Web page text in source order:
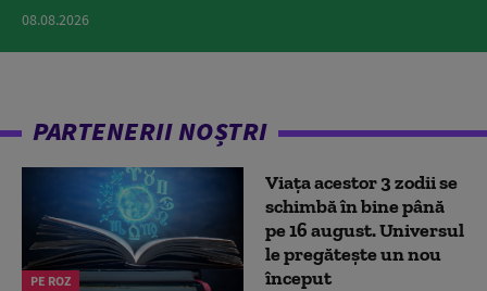
08.08.2026
PARTENERII NOȘTRI
PE ROZ
Viața acestor 3 zodii se
schimbă în bine până
pe 16 august. Universul
le pregătește un nou
început